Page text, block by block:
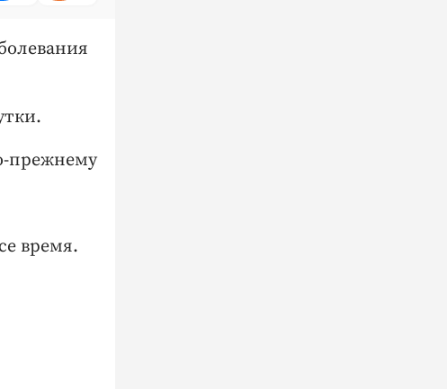
прежнему
время.